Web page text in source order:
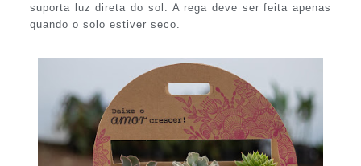
suporta luz direta do sol. A rega deve ser feita apenas
quando o solo estiver seco.